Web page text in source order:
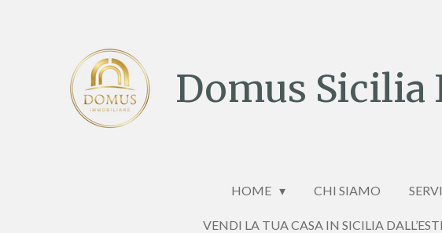
Domus
HOME CHI SIAMO
VENDI LA TUA CASA IN SICILIA